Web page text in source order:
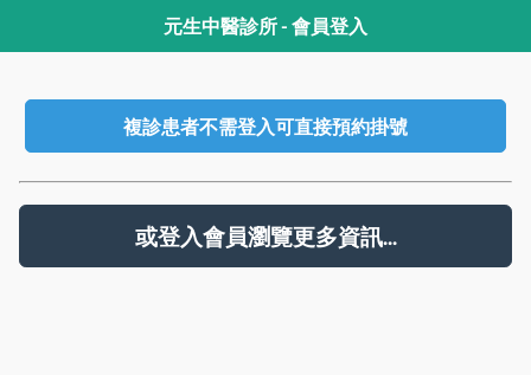
元生中醫診所 - 會員登入
複診患者不需登入可直接預約掛號
或登入會員瀏覽更多資訊...